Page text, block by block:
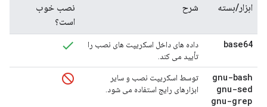
ابزار/بسته شرح
نصب خوب
است؟
base64
داده های داخل اسکریپت های نصب را
تأیید می کند.
gnu-bash
gnu-sed
gnu-grep
توسط اسکریپت نصب و سایر
ابزارهای رایج استفاده می شود.